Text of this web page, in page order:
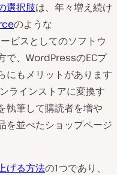
選択肢は、年々増え続け
のような
ビスとしてのソフトウ
で、WordPressのECプ
にもメリットがあります
ラインストアに変換す
執筆して購読者を増や
を並べたショップページ
げる方法の1つであり、